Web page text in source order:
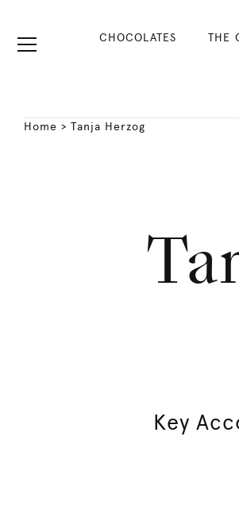
CHOCOLATES THE
Home >Tanja Herzog
Key